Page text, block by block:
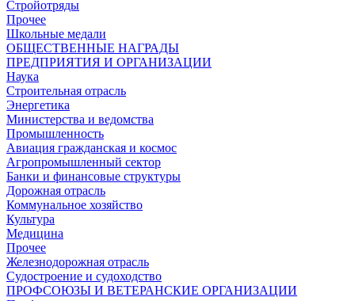
Стройотряды
Прочее
Школьные медали
ОБЩЕСТВЕННЫЕ НАГРАДЫ
ПРЕДПРИЯТИЯ И ОРГАНИЗАЦИИ
Наука
Строительная отрасль
Энергетика
Министерства и ведомства
Промышленность
Авиация гражданская и космос
Агропромышленный сектор
Банки и финансовые структуры
Дорожная отрасль
Коммунальное хозяйство
Культура
Медицина
Прочее
Железнодорожная отрасль
Судостроение и судоходство
ПРОФСОЮЗЫ И ВЕТЕРАНСКИЕ ОРГАНИЗАЦИИ